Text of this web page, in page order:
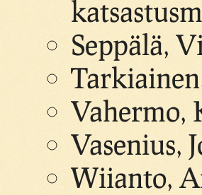
Seppälä,
Vahermo,
Vasenius,
Wiianto,